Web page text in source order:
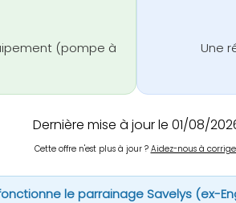
(pompe à
Une
Dernière mise à jour le 01/08/
Cette offre n'est plus à jour ? Aidez-nous à
le parrainage Savelys (ex-